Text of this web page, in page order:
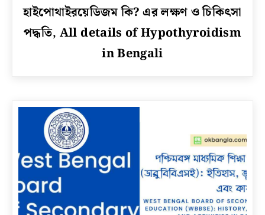
link
হাইপোথাইরয়েডিজম
চিকিৎসা
details
of
Hypothyroidism
in
Bengali
হাইপোথাইরয়েডিজম কি? এর লক্ষণ ও চিকিৎসা
পদ্ধতি, All details of Hypothyroidism
in Bengali